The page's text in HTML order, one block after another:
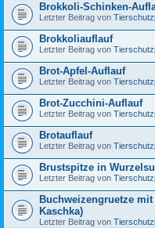
Brokkoli-Schinken-
Letzter Beitrag von
Brokkoliauflauf
Letzter Beitrag von
Brot-Apfel-Auflauf
Letzter Beitrag von
Brot-Zucchini-Auflauf
Letzter Beitrag von
Brotauflauf
Letzter Beitrag von
Brustspitze in
Letzter Beitrag von
Buchweizengruetze
Kaschka)
Letzter Beitrag von